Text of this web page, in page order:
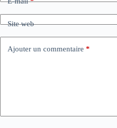
Site web
Ajouter un commentaire *